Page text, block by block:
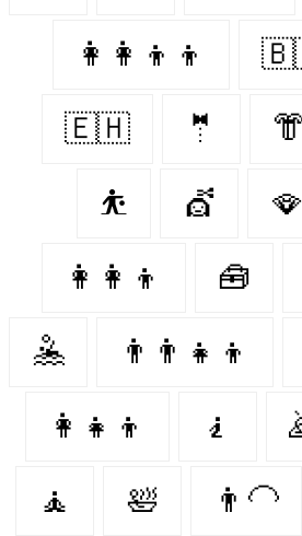
👩‍👩‍👦‍👦
🇪🇭 🤵
⛹️ 💇 🪭
👩‍👩‍👦 🧰
🤽‍ 👨‍👨‍👧‍👦
👩‍👧‍👦 🧎
🧘 🛀 👨‍🦲